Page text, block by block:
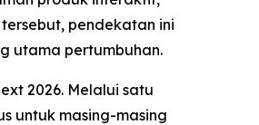
pendekatan ini
utama pertumbuhan.
2026. Melalui satu
untuk masing-masing